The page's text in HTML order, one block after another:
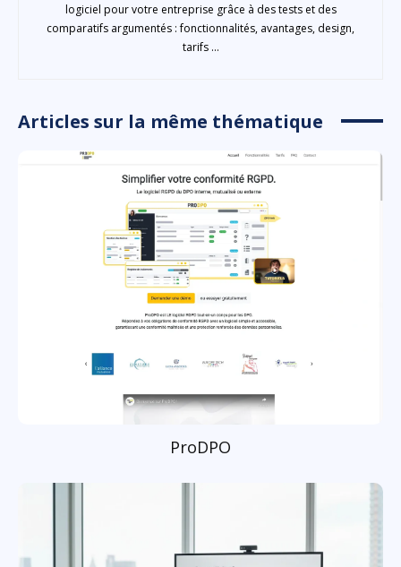
logiciel pour votre entreprise grâce à des tests et des
comparatifs argumentés : fonctionnalités, avantages, design,
tarifs ...
Articles sur la même thématique
ProDPO